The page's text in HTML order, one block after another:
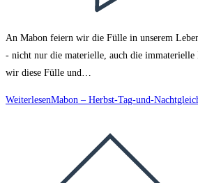
An Mabon feiern wir die Fülle in unserem
- nicht nur die materielle, auch die
wir diese Fülle und…
WeiterlesenMabon – Herbst-Tag-und-